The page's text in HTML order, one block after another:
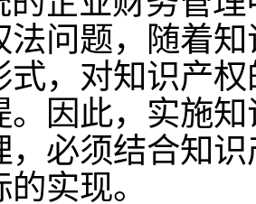
法问题，随着
式，对知识产
。因此，实施
，必须结合知
实现。